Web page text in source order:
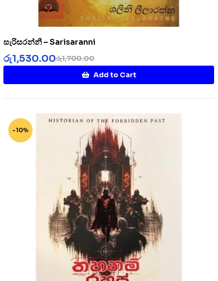
සැරිසරන්නී – Sarisaranni
රු1,700.00
රු1,530.00
Add to Cart
-10%